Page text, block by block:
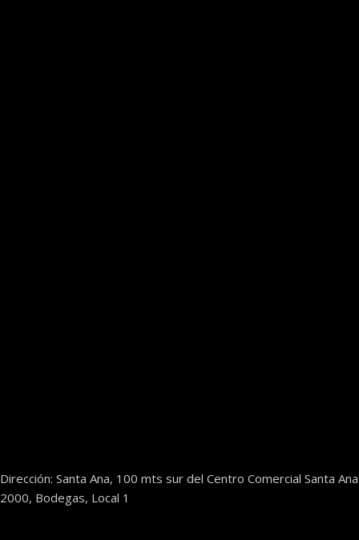
Dirección: Santa Ana, 100 mts sur del Centro Comercial Santa Ana
2000, Bodegas, Local 1